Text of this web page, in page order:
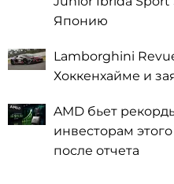
Японию
Lamborghini
Хоккенхайме и
AMD бьет
инвесторам
после отчета